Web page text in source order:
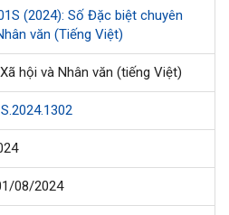
(2024): Số Đặc biệt chuyên
văn (Tiếng Việt)
hội và Nhân văn (tiếng Việt)
08/2024